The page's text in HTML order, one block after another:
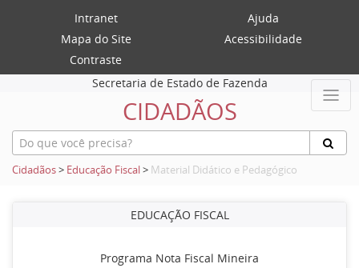
Intranet
Ajuda
Mapa do Site
Acessibilidade
Contraste
Secretaria de Estado de Fazenda
CIDADÃOS
Cidadãos> Educação Fiscal> Material Didático e Pedagógico
EDUCAÇÃO FISCAL
Programa Nota Fiscal Mineira